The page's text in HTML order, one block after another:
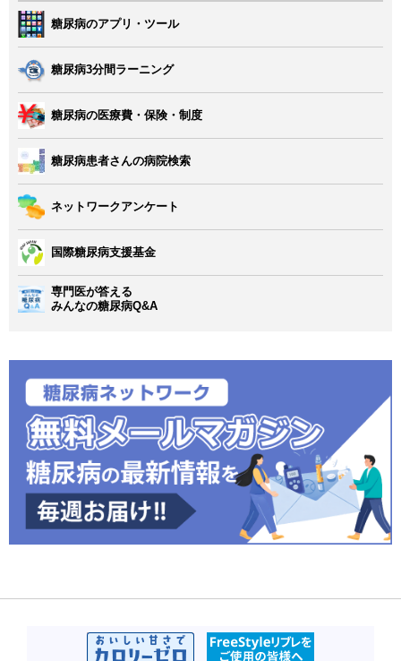
糖尿病のアプリ・ツール
糖尿病3分間ラーニング
糖尿病の医療費・保険・制度
糖尿病患者さんの病院検索
ネットワークアンケート
国際糖尿病支援基金
専門医が答える
みんなの糖尿病Q&A